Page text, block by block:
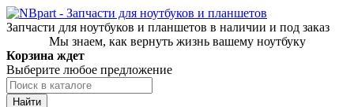
Запчасти для ноутбуков и планшетов в наличии и под заказ
Мы знаем, как вернуть жизнь вашему ноутбуку
Корзина ждет
Выберите любое предложение
Найти